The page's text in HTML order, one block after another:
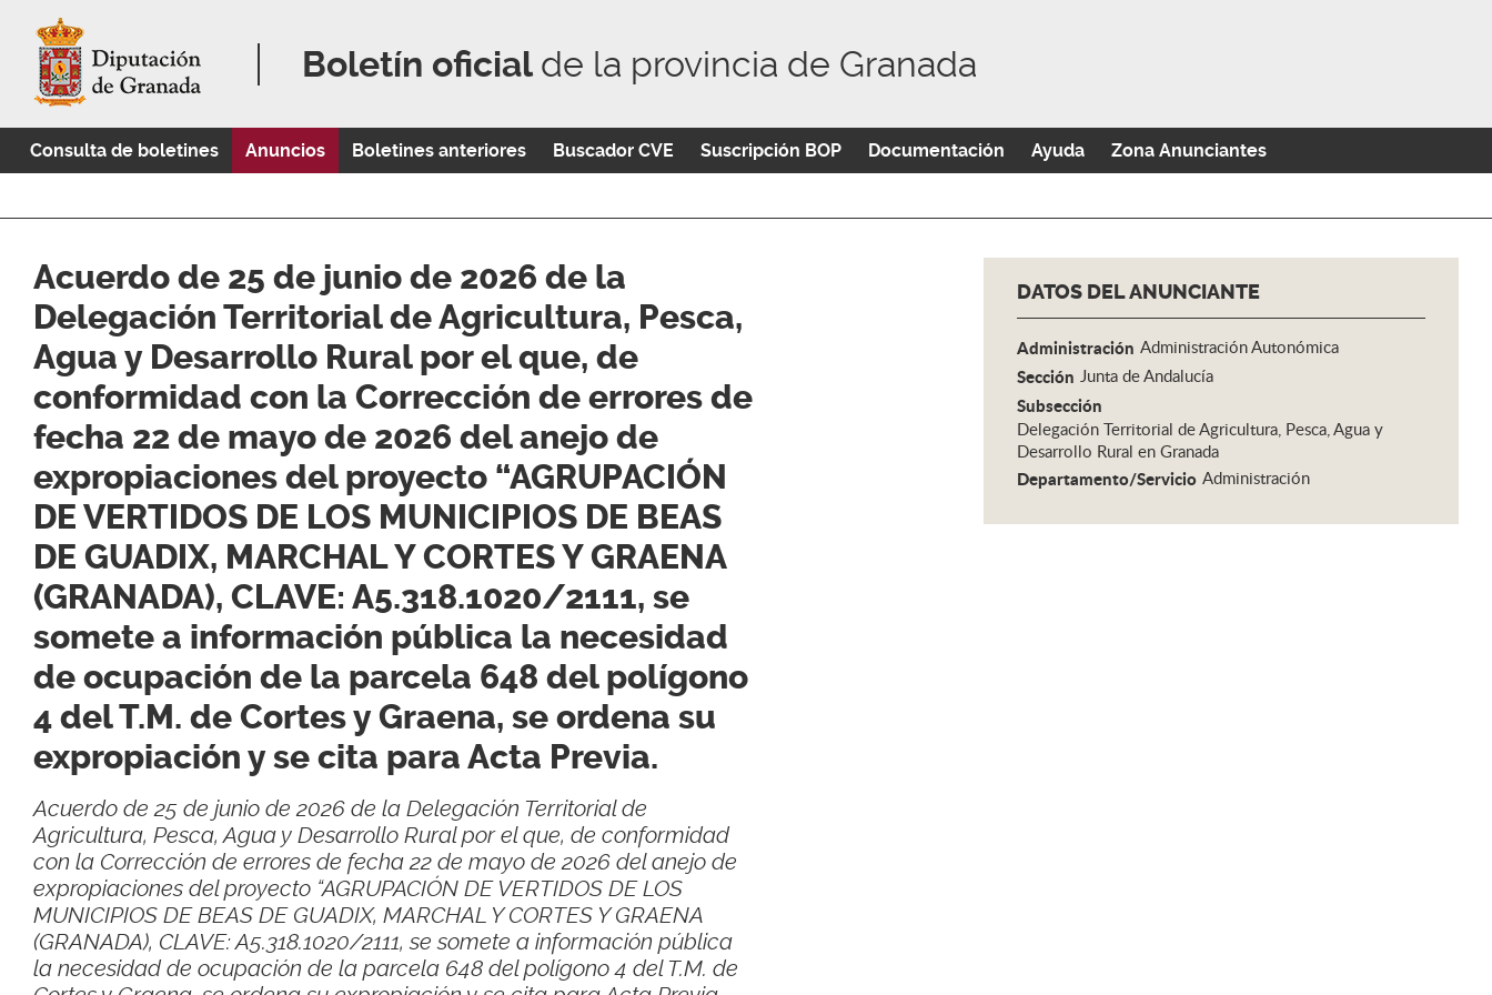
Boletín oficialde la provincia de Granada
Consulta de boletines Anuncios Boletines anteriores Buscador CVE Suscripción BOP Documentación Ayuda Zona Anunciantes
Acuerdo de 25 de junio de 2026 de la
Delegación Territorial de Agricultura, Pesca,
Agua y Desarrollo Rural por el que, de
conformidad con la Corrección de errores de
fecha 22 de mayo de 2026 del anejo de
expropiaciones del proyecto “AGRUPACIÓN
DE VERTIDOS DE LOS MUNICIPIOS DE BEAS
DE GUADIX, MARCHAL Y CORTES Y GRAENA
(GRANADA), CLAVE: A5.318.1020/2111, se
somete a información pública la necesidad
de ocupación de la parcela 648 del polígono
4 del T.M. de Cortes y Graena, se ordena su
expropiación y se cita para Acta Previa.
Acuerdo de 25 de junio de 2026 de la Delegación Territorial de
Agricultura, Pesca, Agua y Desarrollo Rural por el que, de conformidad
con la Corrección de errores de fecha 22 de mayo de 2026 del anejo de
expropiaciones del proyecto “AGRUPACIÓN DE VERTIDOS DE LOS
MUNICIPIOS DE BEAS DE GUADIX, MARCHAL Y CORTES Y GRAENA
(GRANADA), CLAVE: A5.318.1020/2111, se somete a información pública
la necesidad de ocupación de la parcela 648 del polígono 4 del T.M. de
DATOS DEL ANUNCIANTE
Administración Administración Autonómica
Sección Junta de Andalucía
Subsección
Delegación Territorial de Agricultura, Pesca, Agua y
Desarrollo Rural en Granada
Departamento/Servicio Administración